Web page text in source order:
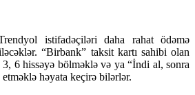
istifadəçiləri daha rahat ödəmə
“Birbank” taksit kartı sahibi olan
​6 hissəyə bölməklə və ya “İndi al, sonra
həyata keçirə bilərlər.